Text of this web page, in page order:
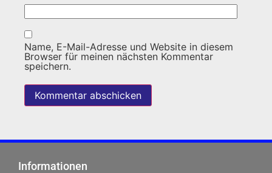
Name, E-Mail-Adresse und Website in diesem
Browser für meinen nächsten Kommentar
speichern.
Informationen